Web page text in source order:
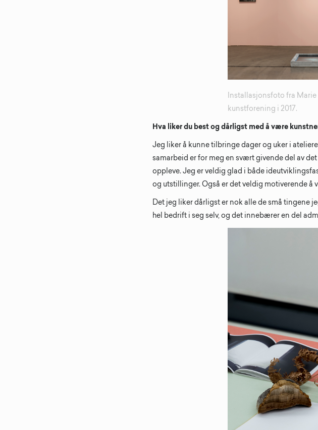
Installasjonsfoto fra
kunstforening i 2017.
Hva liker du best og dårligst med å være
Jeg liker å kunne tilbringe dager og uker i
samarbeid er for meg en svært givende del av
oppleve. Jeg er veldig glad i både
og utstillinger. Også er det veldig motiverende å
Det jeg liker dårligst er nok alle de små tingene
hel bedrift i seg selv, og det innebærer en del